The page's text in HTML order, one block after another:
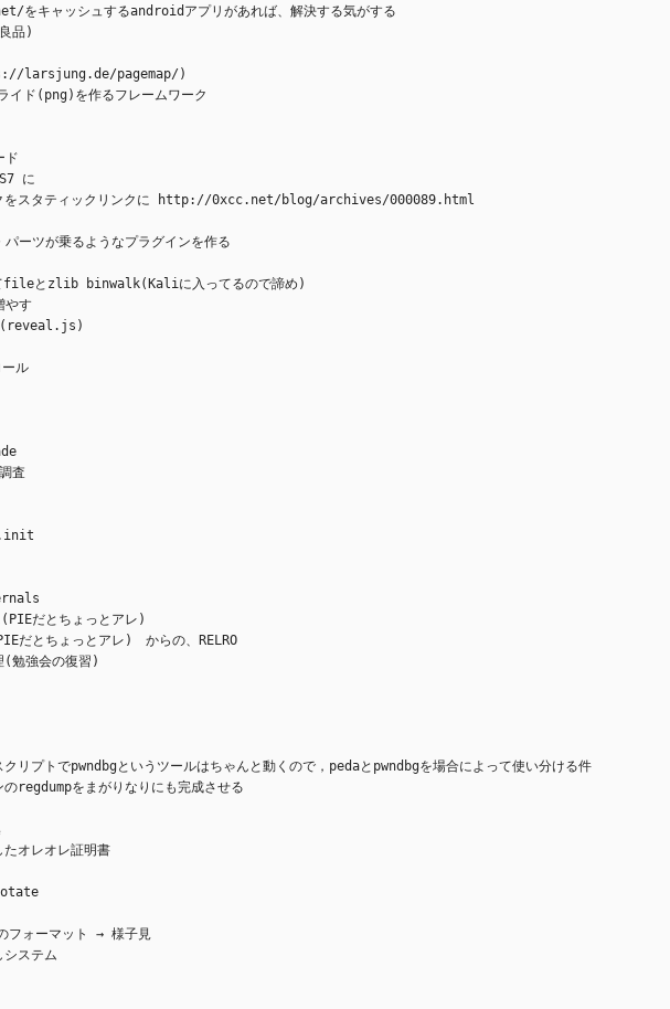
キャッシュするandroidアプリがあれば、解決する気がする
品)
larsjung.de/pagemap/)
ド(png)を作るフレームワーク
ド
に
をスタティックリンクに http://0xcc.net/blog/archives/000089.html
ーツが乗るようなプラグインを作る
fileとzlib binwalk(Kaliに入ってるので諦め)
す
ル
査
だとちょっとアレ)
だとちょっとアレ)　からの、RELRO
(勉強会の復習)
リプトでpwndbgというツールはちゃんと動くので，pedaとpwndbgを場合によって使い分ける件
regdumpをまがりなりにも完成させる
オレオレ証明書
フォーマット → 様子見
ステム